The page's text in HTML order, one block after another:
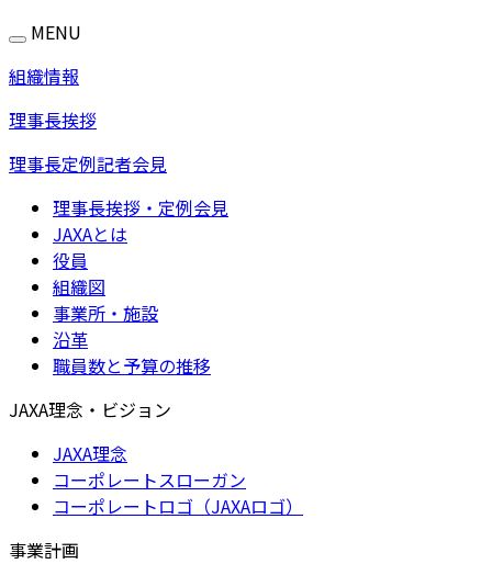
MENU
組織情報
理事長挨拶
理事長定例記者会見
理事長挨拶・定例会見
JAXAとは
役員
組織図
事業所・施設
沿革
職員数と予算の推移
JAXA理念・ビジョン
JAXA理念
コーポレートスローガン
コーポレートロゴ（JAXAロゴ）
事業計画